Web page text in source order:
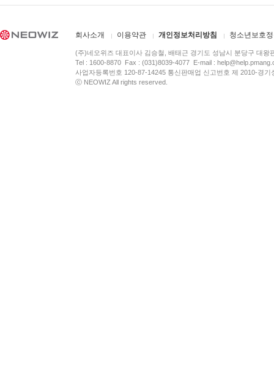
회사소개 이용약관 개인정보처리방침 청소년보호
(주)네오위즈 대표이사 김승철, 배태근 경기도 성남시 분당구 대왕
Tel : 1600-8870 Fax : (031)8039-4077 E-mail :
사업자등록번호 120-87-14245 통신판매업 신고번호 제 2010-경
ⓒ NEOWIZ All rights reserved.